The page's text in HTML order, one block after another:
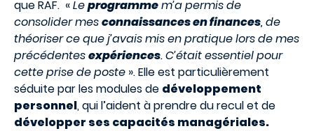
que RAF. «Leprogrammem’a permis de
consolider mesconnaissances en finances, de
théoriser ce que j’avais mis en pratique lors de mes
précédentesexpériences. C’était essentiel pour
cette prise de poste ». Elle est particulièrement
séduite par les modules de développement
personnel, qui l’aident à prendre du recul et de
développer ses capacités managériales.